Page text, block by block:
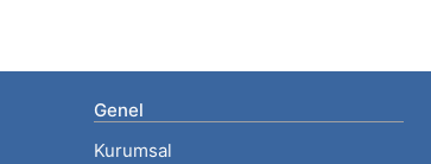
Genel
Kurumsal